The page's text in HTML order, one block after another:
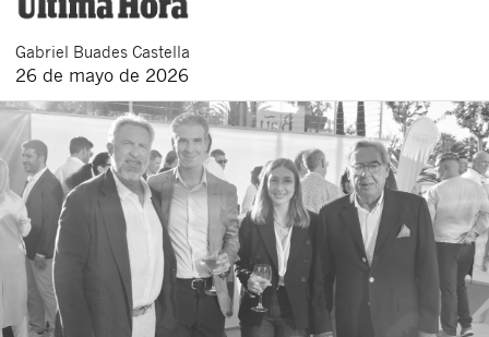
Gabriel Buades Castella
26 de mayo de 2026